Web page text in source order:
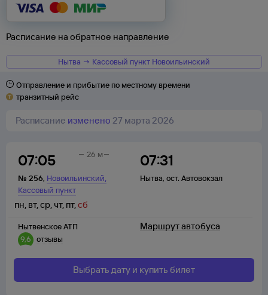
Расписание на обратное направление
Нытва → Кассовый пункт Новоильинский
Отправление и прибытие по местному времени
транзитный рейс
Расписание изменено 27 марта 2026
07:05
№ 256, Новоильинский,
Кассовый пункт
07:31
Нытва, ост. Автовокзал
26 м
Нытвенское АТП
9,6
отзывы
пн, вт,ср, чт, пт,сб
Маршрут автобуса
Выбрать дату и купить билет